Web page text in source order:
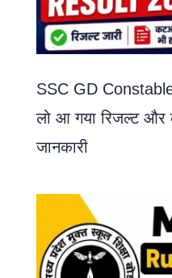
SSC GD
लो आ गया रिजल्ट
जानकारी